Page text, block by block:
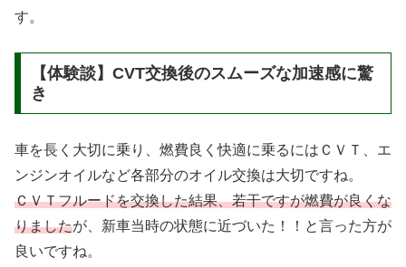
す。
【体験談】CVT交換後のスムーズな加速感に驚
き
車を長く大切に乗り、燃費良く快適に乗るにはＣＶＴ、エ
ンジンオイルなど各部分のオイル交換は大切ですね。
ＣＶＴフルードを交換した結果、若干ですが燃費が良くな
りましたが、新車当時の状態に近づいた！！と言った方が
良いですね。